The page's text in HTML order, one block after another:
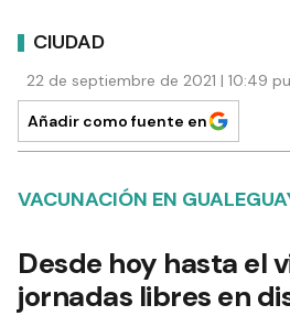
CIUDAD
22 de septiembre de 2021 | 10:49
Añadir como fuente en
VACUNACIÓN EN
Desde hoy hasta el
jornadas libres en